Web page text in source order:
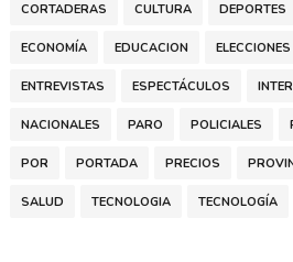
CORTADERAS CULTURA DEPORTES
ECONOMÍA EDUCACION ELECCIONES
ENTREVISTAS ESPECTÁCULOS
NACIONALES PARO POLICIALES
POR PORTADA PRECIOS
SALUD TECNOLOGIA TECNOLOGÍA